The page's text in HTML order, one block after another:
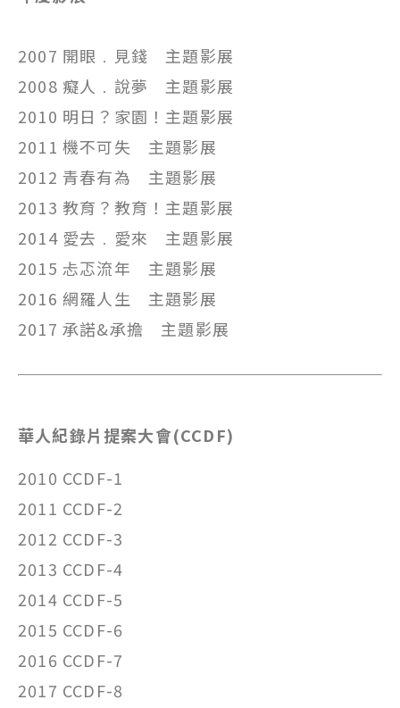
2007 開眼﹒見錢 主題影展
2008 癡人﹒說夢 主題影展
2010 明日？家園！主題影展
2011 機不可失 主題影展
2012 青春有為 主題影展
2013 教育？教育！主題影展
2014 愛去﹒愛來 主題影展
2015 忐忑流年 主題影展
2016 網羅人生 主題影展
2017 承諾&承擔 主題影展
華人紀錄片提案大會(CCDF)
2010 CCDF-1
2011 CCDF-2
2012 CCDF-3
2013 CCDF-4
2014 CCDF-5
2015 CCDF-6
2016 CCDF-7
2017 CCDF-8